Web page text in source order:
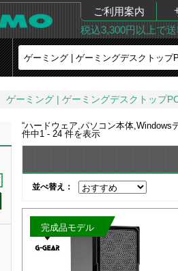
ご利用案内
税込3,300円以上で
ゲーミング | ゲーミングデスクトップ
“ハードウェア,パソコン本体,Windows
件中1 - 24 件を表示
並べ替え：
完成品モデル